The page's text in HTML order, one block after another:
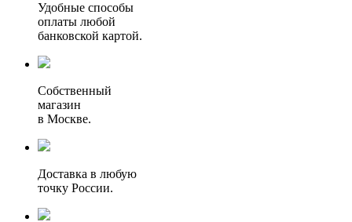
Удобные способы
оплаты любой
банковской картой.
Собственный
магазин
в Москве.
Доставка в любую
точку России.